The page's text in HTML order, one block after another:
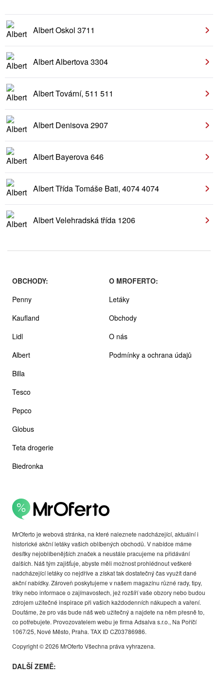
Albert Oskol 3711
Albert Albertova 3304
Albert Tovární, 511 511
Albert Denisova 2907
Albert Bayerova 646
Albert Třída Tomáše Bati, 4074 4074
Albert Velehradská třída 1206
MrOferto je webová stránka, na které naleznete nadcházející, aktuální i
historické akční letáky vašich oblíbených obchodů. V nabídce máme
desítky nejoblíbenějších značek a neustále pracujeme na přidávání
dalších. Náš tým zajišťuje, abyste měli možnost prohlédnout veškeré
nadcházející letáky co nejdříve a získat tak dostatečný čas využít dané
akční nabídky. Zároveň poskytujeme v našem magazínu různé rady, tipy,
triky nebo informace o zajímavostech, jež rozšíří vaše obzory nebo budou
zdrojem užitečné inspirace při vašich každodenních nákupech a vaření.
Doufáme, že pro vás bude náš web užitečný a najdete na něm přesně to,
co potřebujete. Provozovatelem webu je firma Adsalva s.r.o., Na Poříčí
1067/25, Nové Město, Praha. TAX ID CZ03786986.
Copyright © 2026 MrOferto Všechna práva vyhrazena.
OBCHODY:
Penny
Kaufland
Lidl
Albert
Billa
Tesco
Pepco
Globus
Teta drogerie
Biedronka
O MROFERTO:
Letáky
Obchody
O nás
Podmínky a ochrana údajů
DALŠÍ ZEMĚ: